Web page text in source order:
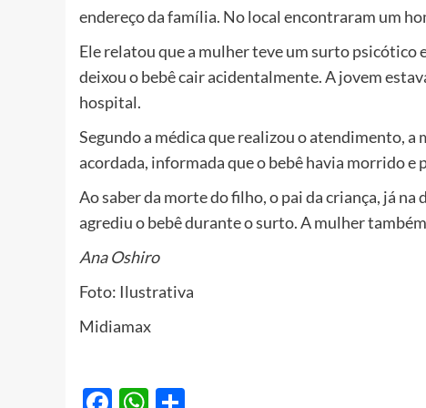
endereço da família. No local encontraram um
Ele relatou que a mulher teve um surto psicótico
deixou o bebê cair acidentalmente. A jovem
hospital.
Segundo a médica que realizou o atendimento,
acordada, informada que o bebê havia morrido
Ao saber da morte do filho, o pai da criança, já
agrediu o bebê durante o surto. A mulher
Ana Oshiro
Foto: Ilustrativa
Midiamax